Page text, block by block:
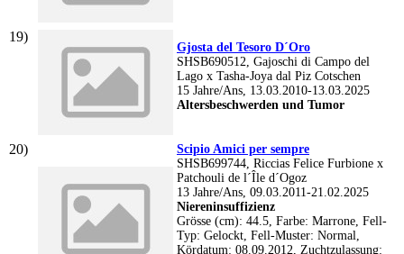
Gjosta del Tesoro D´Oro
SHSB690512, Gajoschi di Campo del
Lago x Tasha-Joya dal Piz Cotschen
15 Jahre/Ans, 13.03.2010-13.03.2025
Altersbeschwerden und Tumor
Scipio Amici per sempre
SHSB699744, Riccias Felice Furbione x
Patchouli de l´Île d´Ogoz
13 Jahre/Ans, 09.03.2011-21.02.2025
Niereninsuffizienz
Grösse (cm): 44.5, Farbe: Marrone, Fell-
Typ: Gelockt, Fell-Muster: Normal,
Kördatum: 08.09.2012, Zuchtzulassung: